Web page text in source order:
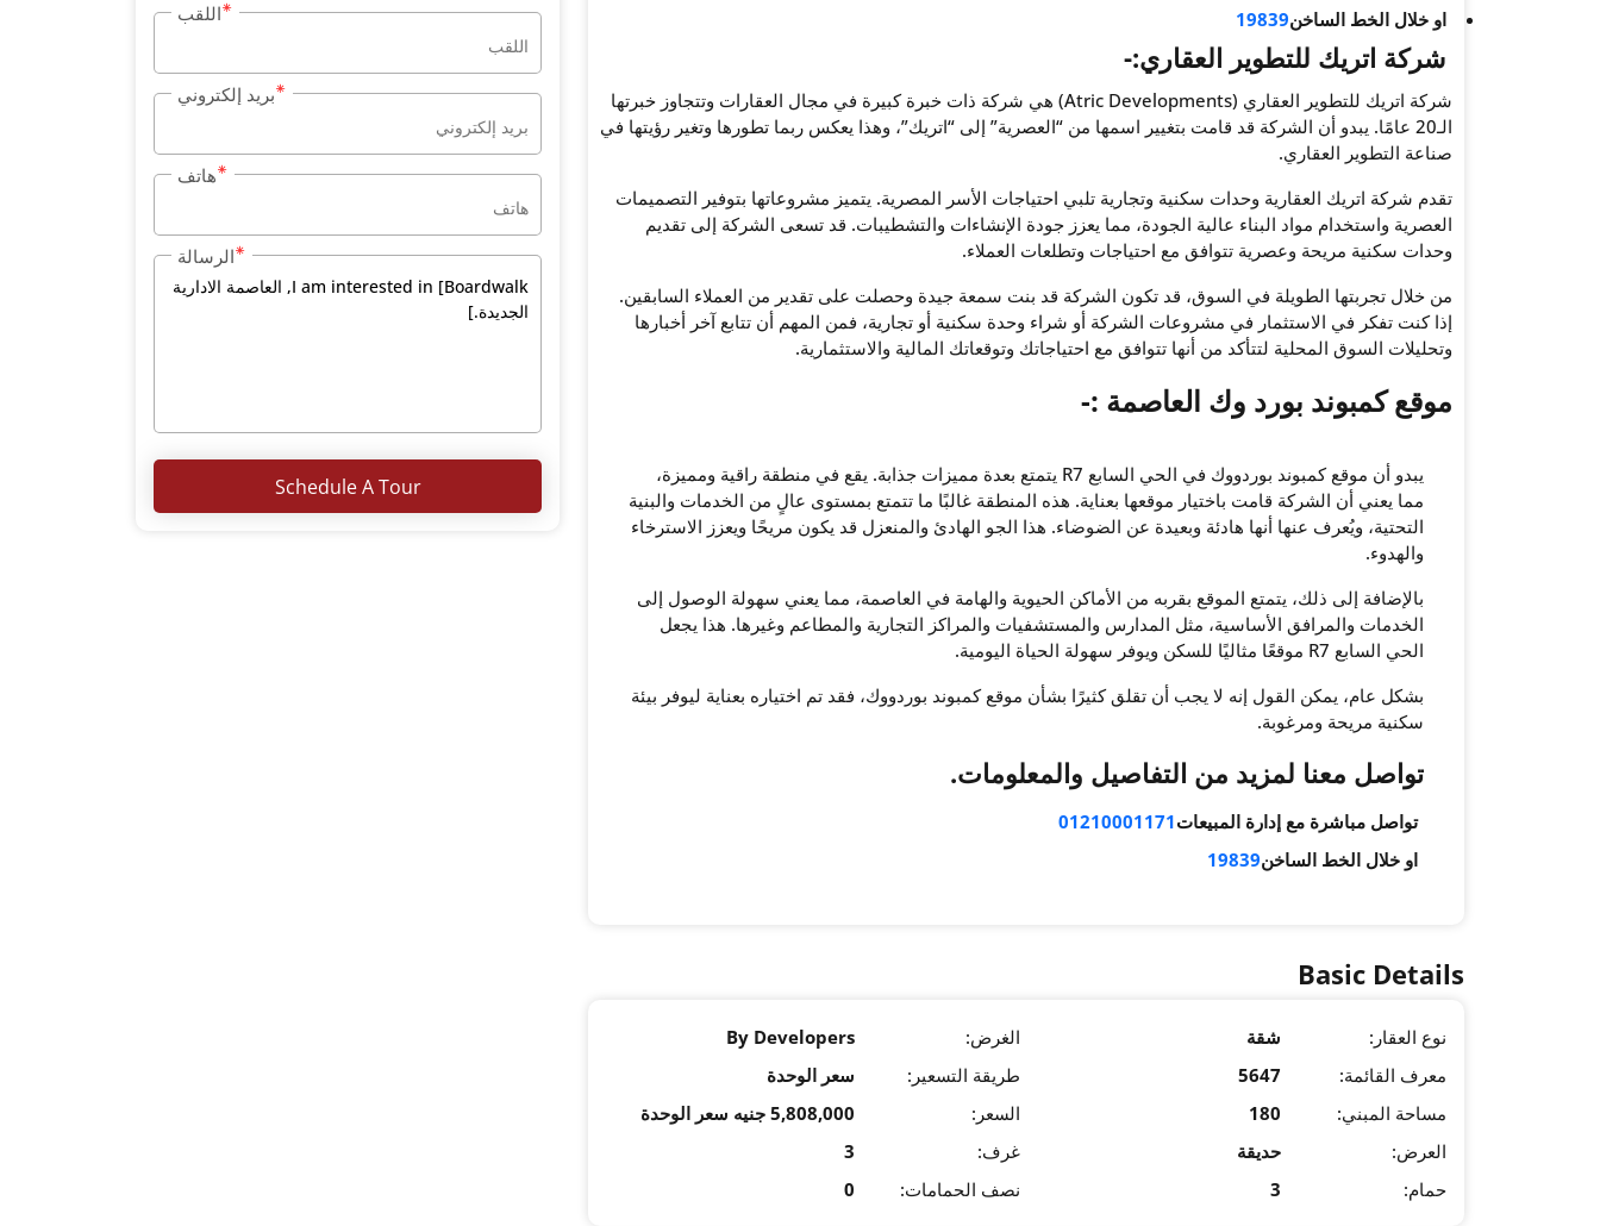
او خلال الخط الساخن19839
شركة اتريك للتطوير العقاري:-
شركة اتريك للتطوير العقاري (Atric Developments) هي شركة ذات خبرة كبيرة في مجال العقارات وتتجاوز خبرتها
الـ20 عامًا. يبدو أن الشركة قد قامت بتغيير اسمها من “العصرية” إلى “اتريك”، وهذا يعكس ربما تطورها وتغير رؤيتها في
صناعة التطوير العقاري.
تقدم شركة اتريك العقارية وحدات سكنية وتجارية تلبي احتياجات الأسر المصرية. يتميز مشروعاتها بتوفير التصميمات
العصرية واستخدام مواد البناء عالية الجودة، مما يعزز جودة الإنشاءات والتشطيبات. قد تسعى الشركة إلى تقديم
وحدات سكنية مريحة وعصرية تتوافق مع احتياجات وتطلعات العملاء.
من خلال تجربتها الطويلة في السوق، قد تكون الشركة قد بنت سمعة جيدة وحصلت على تقدير من العملاء السابقين.
إذا كنت تفكر في الاستثمار في مشروعات الشركة أو شراء وحدة سكنية أو تجارية، فمن المهم أن تتابع آخر أخبارها
وتحليلات السوق المحلية لتتأكد من أنها تتوافق مع احتياجاتك وتوقعاتك المالية والاستثمارية.
موقع كمبوند بورد وك العاصمة :-
يبدو أن موقع كمبوند بوردووك في الحي السابع R7 يتمتع بعدة مميزات جذابة. يقع في منطقة راقية ومميزة،
مما يعني أن الشركة قامت باختيار موقعها بعناية. هذه المنطقة غالبًا ما تتمتع بمستوى عالٍ من الخدمات والبنية
التحتية، ويُعرف عنها أنها هادئة وبعيدة عن الضوضاء. هذا الجو الهادئ والمنعزل قد يكون مريحًا ويعزز الاسترخاء
والهدوء.
بالإضافة إلى ذلك، يتمتع الموقع بقربه من الأماكن الحيوية والهامة في العاصمة، مما يعني سهولة الوصول إلى
الخدمات والمرافق الأساسية، مثل المدارس والمستشفيات والمراكز التجارية والمطاعم وغيرها. هذا يجعل
الحي السابع R7 موقعًا مثاليًا للسكن ويوفر سهولة الحياة اليومية.
بشكل عام، يمكن القول إنه لا يجب أن تقلق كثيرًا بشأن موقع كمبوند بوردووك، فقد تم اختياره بعناية ليوفر بيئة
سكنية مريحة ومرغوبة.
تواصل معنا لمزيد من التفاصيل والمعلومات.
تواصل مباشرة مع إدارة المبيعات01210001171
او خلال الخط الساخن19839
Basic Details
نوع العقار: شقة الغرض:
By Developers
معرف القائمة:
5647 طريقة التسعير:
سعر الوحدة
مساحة المبني:
180 السعر:
5,808,000 جنيه سعر الوحدة
العرض:
حديقة غرف:
3
حمام:
3 نصف الحمامات: 0
اللقب
بريد إلكتروني
هاتف
الرسالة
Schedule A Tour